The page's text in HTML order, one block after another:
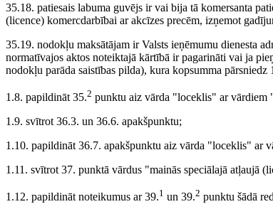
35.18. patiesais labuma guvējs ir vai bija tā komersanta
(licence) komercdarbībai ar akcīzes precēm, izņemot
35.19. nodokļu maksātājam ir Valsts ieņēmumu dienesta
normatīvajos aktos noteiktajā kārtībā ir pagarināti vai ja
nodokļu parāda saistības pilda), kura kopsumma pārsniedz
1.8. papildināt 35.2 punktu aiz vārda "loceklis" ar vārdiem
1.9. svītrot 36.3. un 36.6. apakšpunktu;
1.10. papildināt 36.7. apakšpunktu aiz vārda "loceklis" ar
1.11. svītrot 37. punktā vārdus "mainās speciālajā atļaujā
1.12. papildināt noteikumus ar 39.1 un 39.2 punktu šādā